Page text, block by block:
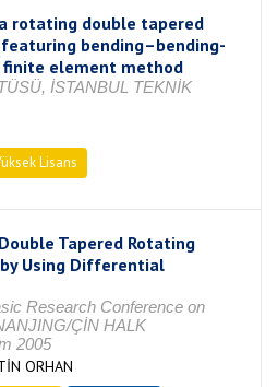
rotating double tapered
bending–bending-
finite element method
İSTANBUL TEKNİK
Lisans
Tapered Rotating
Using Differential
Research Conference on
ÇİN HALK
2005
ORHAN